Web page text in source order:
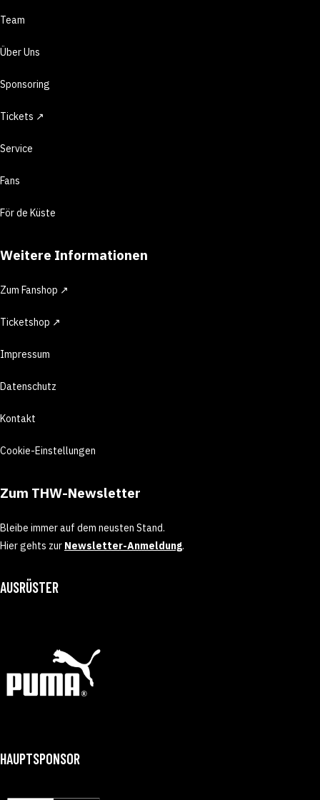
Team
Über Uns
Sponsoring
Tickets ↗
Service
Fans
För de Küste
Weitere Informationen
Zum Fanshop ↗
Ticketshop ↗
Impressum
Datenschutz
Kontakt
Cookie-Einstellungen
Zum THW-Newsletter
Bleibe immer auf dem neusten Stand.
Hier gehts zur Newsletter-Anmeldung.
AUSRÜSTER
HAUPTSPONSOR